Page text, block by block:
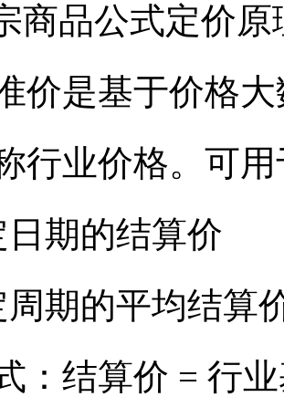
商品公式定价
价是基于价格
行业价格。可
日期的结算价
周期的平均结算
：结算价 = 行